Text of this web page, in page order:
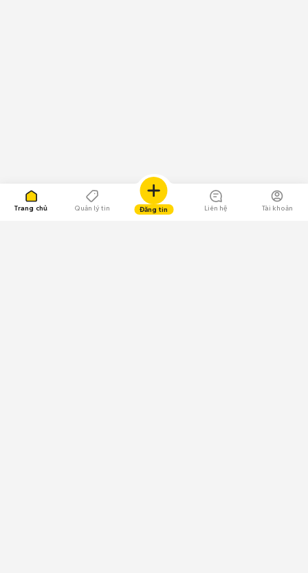
Trang chủ Quản lý tin Đăng tin Liên hệ Tài khoản